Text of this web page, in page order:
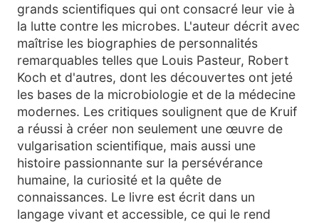
grands scientifiques qui ont consacré leur vie à
la lutte contre les microbes. L'auteur décrit avec
maîtrise les biographies de personnalités
remarquables telles que Louis Pasteur, Robert
Koch et d'autres, dont les découvertes ont jeté
les bases de la microbiologie et de la médecine
modernes. Les critiques soulignent que de Kruif
a réussi à créer non seulement une œuvre de
vulgarisation scientifique, mais aussi une
histoire passionnante sur la persévérance
humaine, la curiosité et la quête de
connaissances. Le livre est écrit dans un
langage vivant et accessible, ce qui le rend